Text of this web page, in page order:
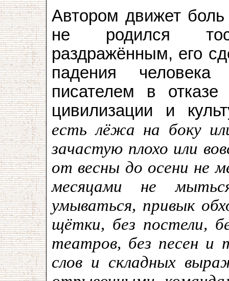
Автором движет
не родился
раздражённым, его
падения
писателем в
цивилизации и
есть лёжа на боку
зачастую плохо или
от весны до осени не
месяцами не
умываться, привык
щётки, без постели,
театров, без песен и
слов и складных